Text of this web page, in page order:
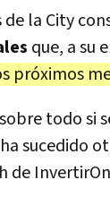
de la City
que, a su
próximos
todo si
sucedido
de